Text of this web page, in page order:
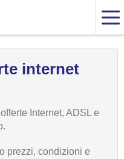
internet
Internet, ADSL e
prezzi, condizioni e